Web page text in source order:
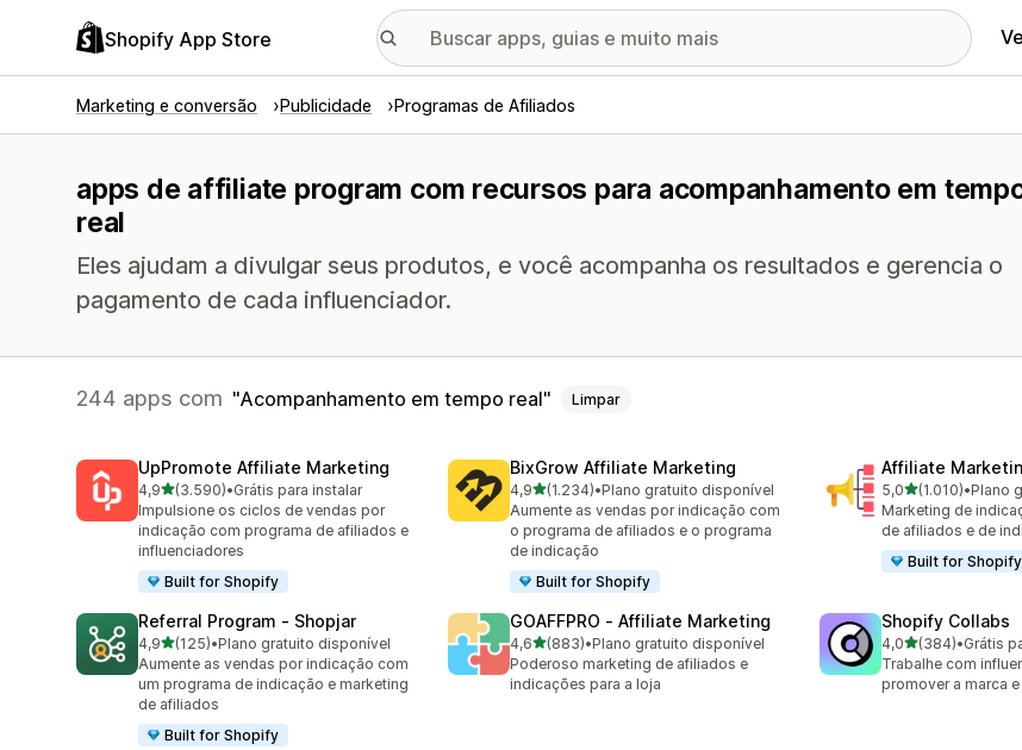
Shopify App Store
Marketing e conversão Publicidade Programas de Afiliados
apps de affiliate program com recursos para acompanhamento em
real
Eles ajudam a divulgar seus produtos, e você acompanha os resultados e gerencia o
pagamento de cada influenciador.
244 apps com Acompanhamento em tempo real Limpar
UpPromote Affiliate Marketing
4,9de 5 estrelas
(3.590)
3590 avaliações ao todo
•Grátis para instalar
Impulsione os ciclos de vendas por
indicação com programa de afiliados e
influenciadores
Built for Shopify
BixGrow Affiliate Marketing
4,9de 5 estrelas
(1.234)
1234 avaliações ao todo
•Plano gratuito disponível
Aumente as vendas por indicação com
o programa de afiliados e o programa
de indicação
Built for Shopify
Affiliate
5,0de 5 estrelas
(1.010)
1010 avaliações ao
•Plano
Marketing de
de afiliados e de
Built for Shopify
Referral Program ‑ Shopjar
4,9de 5 estrelas
(125)
125 avaliações ao todo
•Plano gratuito disponível
Aumente as vendas por indicação com
um programa de indicação e marketing
de afiliados
Built for Shopify
GOAFFPRO ‑ Affiliate Marketing
4,6de 5 estrelas
(883)
883 avaliações ao todo
•Plano gratuito disponível
Poderoso marketing de afiliados e
indicações para a loja
Shopify Collabs
4,0de 5 estrelas
(384)
384 avaliações ao
•Grátis
Trabalhe com
promover a marca